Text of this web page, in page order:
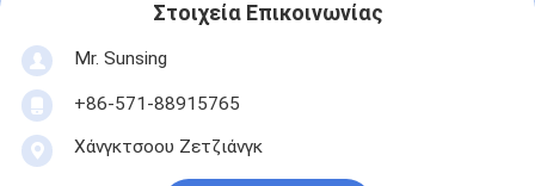
Στοιχεία Επικοινωνίας
Mr. Sunsing
+86-571-88915765
Χάνγκτσοου Ζετζιάνγκ